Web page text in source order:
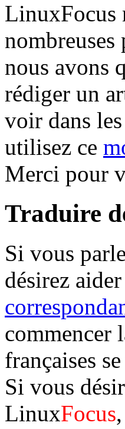
LinuxFocus
nous avons
rédiger un
voir dans
utilisez ce
Merci pour
Traduire
Si vous
désirez
commencer
françaises
Si vous
LinuxFocus